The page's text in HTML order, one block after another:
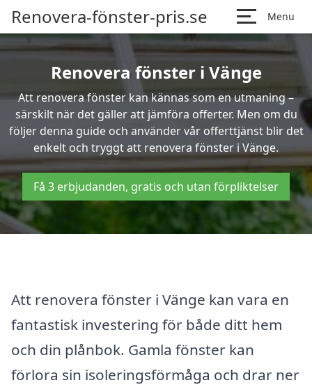
Renovera-fönster-pris.se Menu
Renovera fönster i Vänge
Att renovera fönster kan kännas som en utmaning –
särskilt när det gäller att jämföra offerter. Men om du
följer denna guide och använder vår offerttjänst blir det
enkelt och tryggt att renovera fönster i Vänge.
Få 3 erbjudanden, gratis och utan förpliktelser
Att renovera fönster i Vänge kan vara en
fantastisk investering för både ditt hem
och din plånbok. Gamla fönster kan
förlora sin isoleringsförmåga och drar ner